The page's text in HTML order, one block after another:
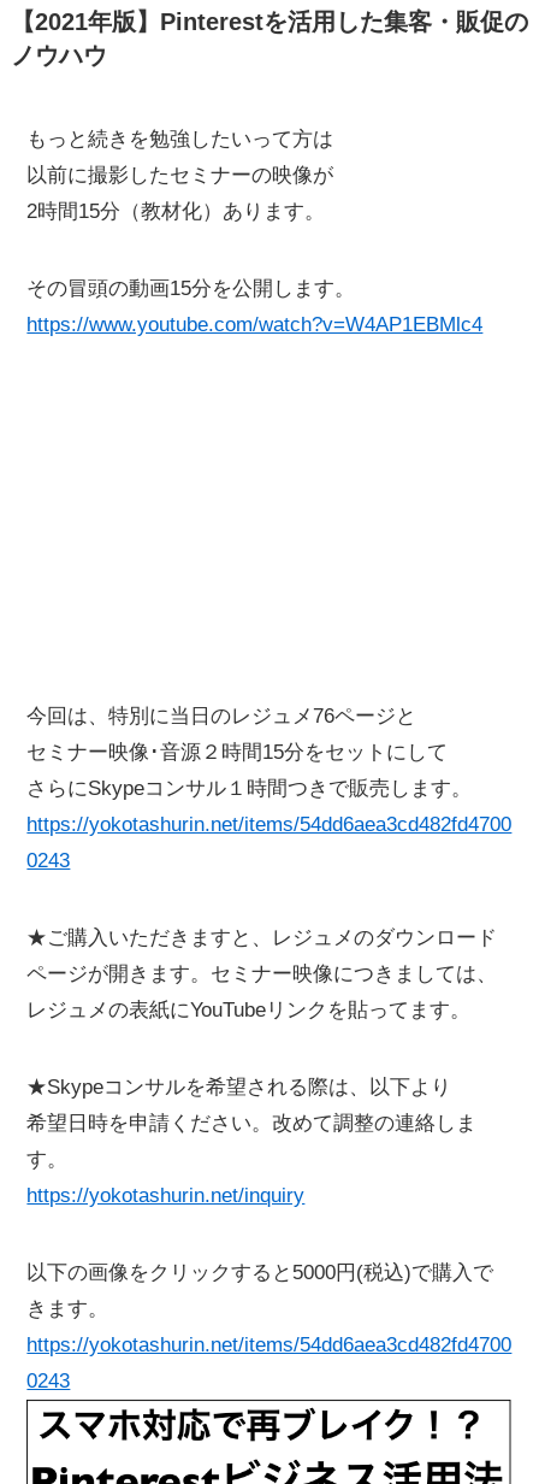
【2021年版】Pinterestを活用した集客・販促の
ノウハウ
もっと続きを勉強したいって方は
以前に撮影したセミナーの映像が
2時間15分（教材化）あります。
その冒頭の動画15分を公開します。
https://www.youtube.com/watch?v=W4AP1EBMlc4
今回は、特別に当日のレジュメ76ページと
セミナー映像･音源２時間15分をセットにして
さらにSkypeコンサル１時間つきで販売します。
https://yokotashurin.net/items/54dd6aea3cd482fd4700
0243
★ご購入いただきますと、レジュメのダウンロード
ページが開きます。セミナー映像につきましては、
レジュメの表紙にYouTubeリンクを貼ってます。
★Skypeコンサルを希望される際は、以下より
希望日時を申請ください。改めて調整の連絡しま
す。
https://yokotashurin.net/inquiry
以下の画像をクリックすると5000円(税込)で購入で
きます。
https://yokotashurin.net/items/54dd6aea3cd482fd4700
0243